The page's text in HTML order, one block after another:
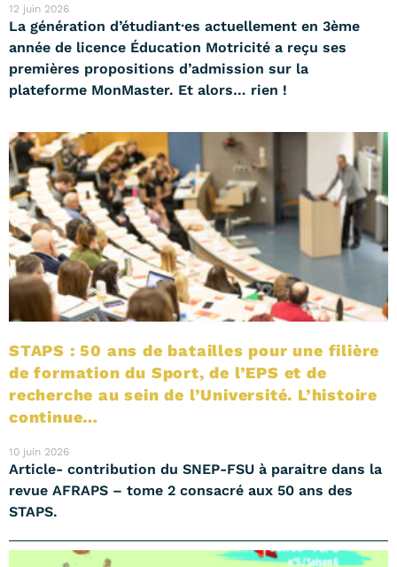
12 juin 2026
La génération d’étudiant·es actuellement en 3ème
année de licence Éducation Motricité a reçu ses
premières propositions d’admission sur la
plateforme MonMaster. Et alors… rien !
STAPS : 50 ans de batailles pour une filière
de formation du Sport, de l’EPS et de
recherche au sein de l’Université. L’histoire
continue…
10 juin 2026
Article- contribution du SNEP-FSU à paraitre dans la
revue AFRAPS – tome 2 consacré aux 50 ans des
STAPS.